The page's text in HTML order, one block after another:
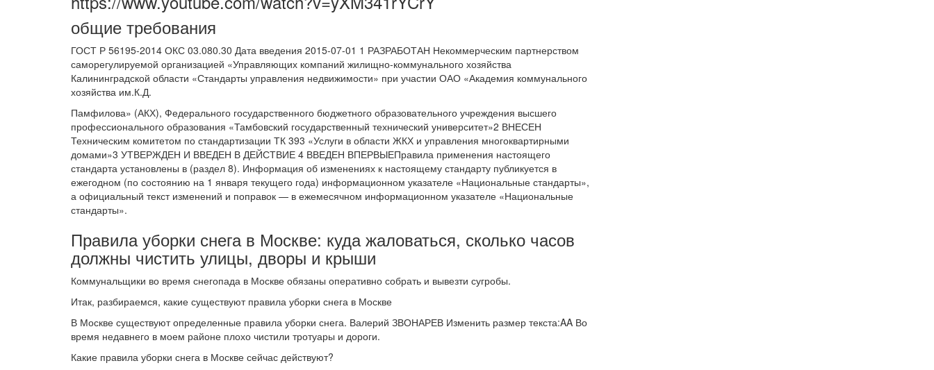
общие требования
ГОСТ Р 56195-2014 ОКС 03.080.30 Дата введения 2015-07-01 1 РАЗРАБОТАН Некоммерческим партнерством
саморегулируемой организацией «Управляющих компаний жилищно-коммунального хозяйства
Калининградской области «Стандарты управления недвижимости» при участии ОАО «Академия коммунального
хозяйства им.К.Д.
Памфилова» (АКХ), Федерального государственного бюджетного образовательного учреждения высшего
профессионального образования «Тамбовский государственный технический университет»2 ВНЕСЕН
Техническим комитетом по стандартизации ТК 393 «Услуги в области ЖКХ и управления многоквартирными
домами»3 УТВЕРЖДЕН И ВВЕДЕН В ДЕЙСТВИЕ 4 ВВЕДЕН ВПЕРВЫЕПравила применения настоящего
стандарта установлены в (раздел 8). Информация об изменениях к настоящему стандарту публикуется в
ежегодном (по состоянию на 1 января текущего года) информационном указателе «Национальные стандарты»,
а официальный текст изменений и поправок — в ежемесячном информационном указателе «Национальные
стандарты».
Правила уборки снега в Москве: куда жаловаться, сколько часов
должны чистить улицы, дворы и крыши
Коммунальщики во время снегопада в Москве обязаны оперативно собрать и вывезти сугробы.
Итак, разбираемся, какие существуют правила уборки снега в Москве
В Москве существуют определенные правила уборки снега. Валерий ЗВОНАРЕВ Изменить размер текста:AA Во
время недавнего в моем районе плохо чистили тротуары и дороги.
Какие правила уборки снега в Москве сейчас действуют?